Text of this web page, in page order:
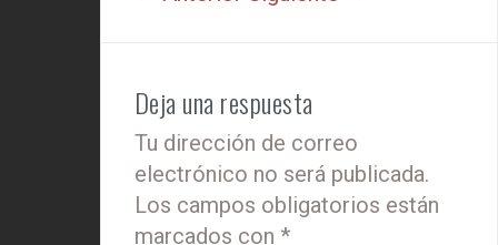
Deja una respuesta
Tu dirección de correo
electrónico no será publicada.
Los campos obligatorios están
marcados con *